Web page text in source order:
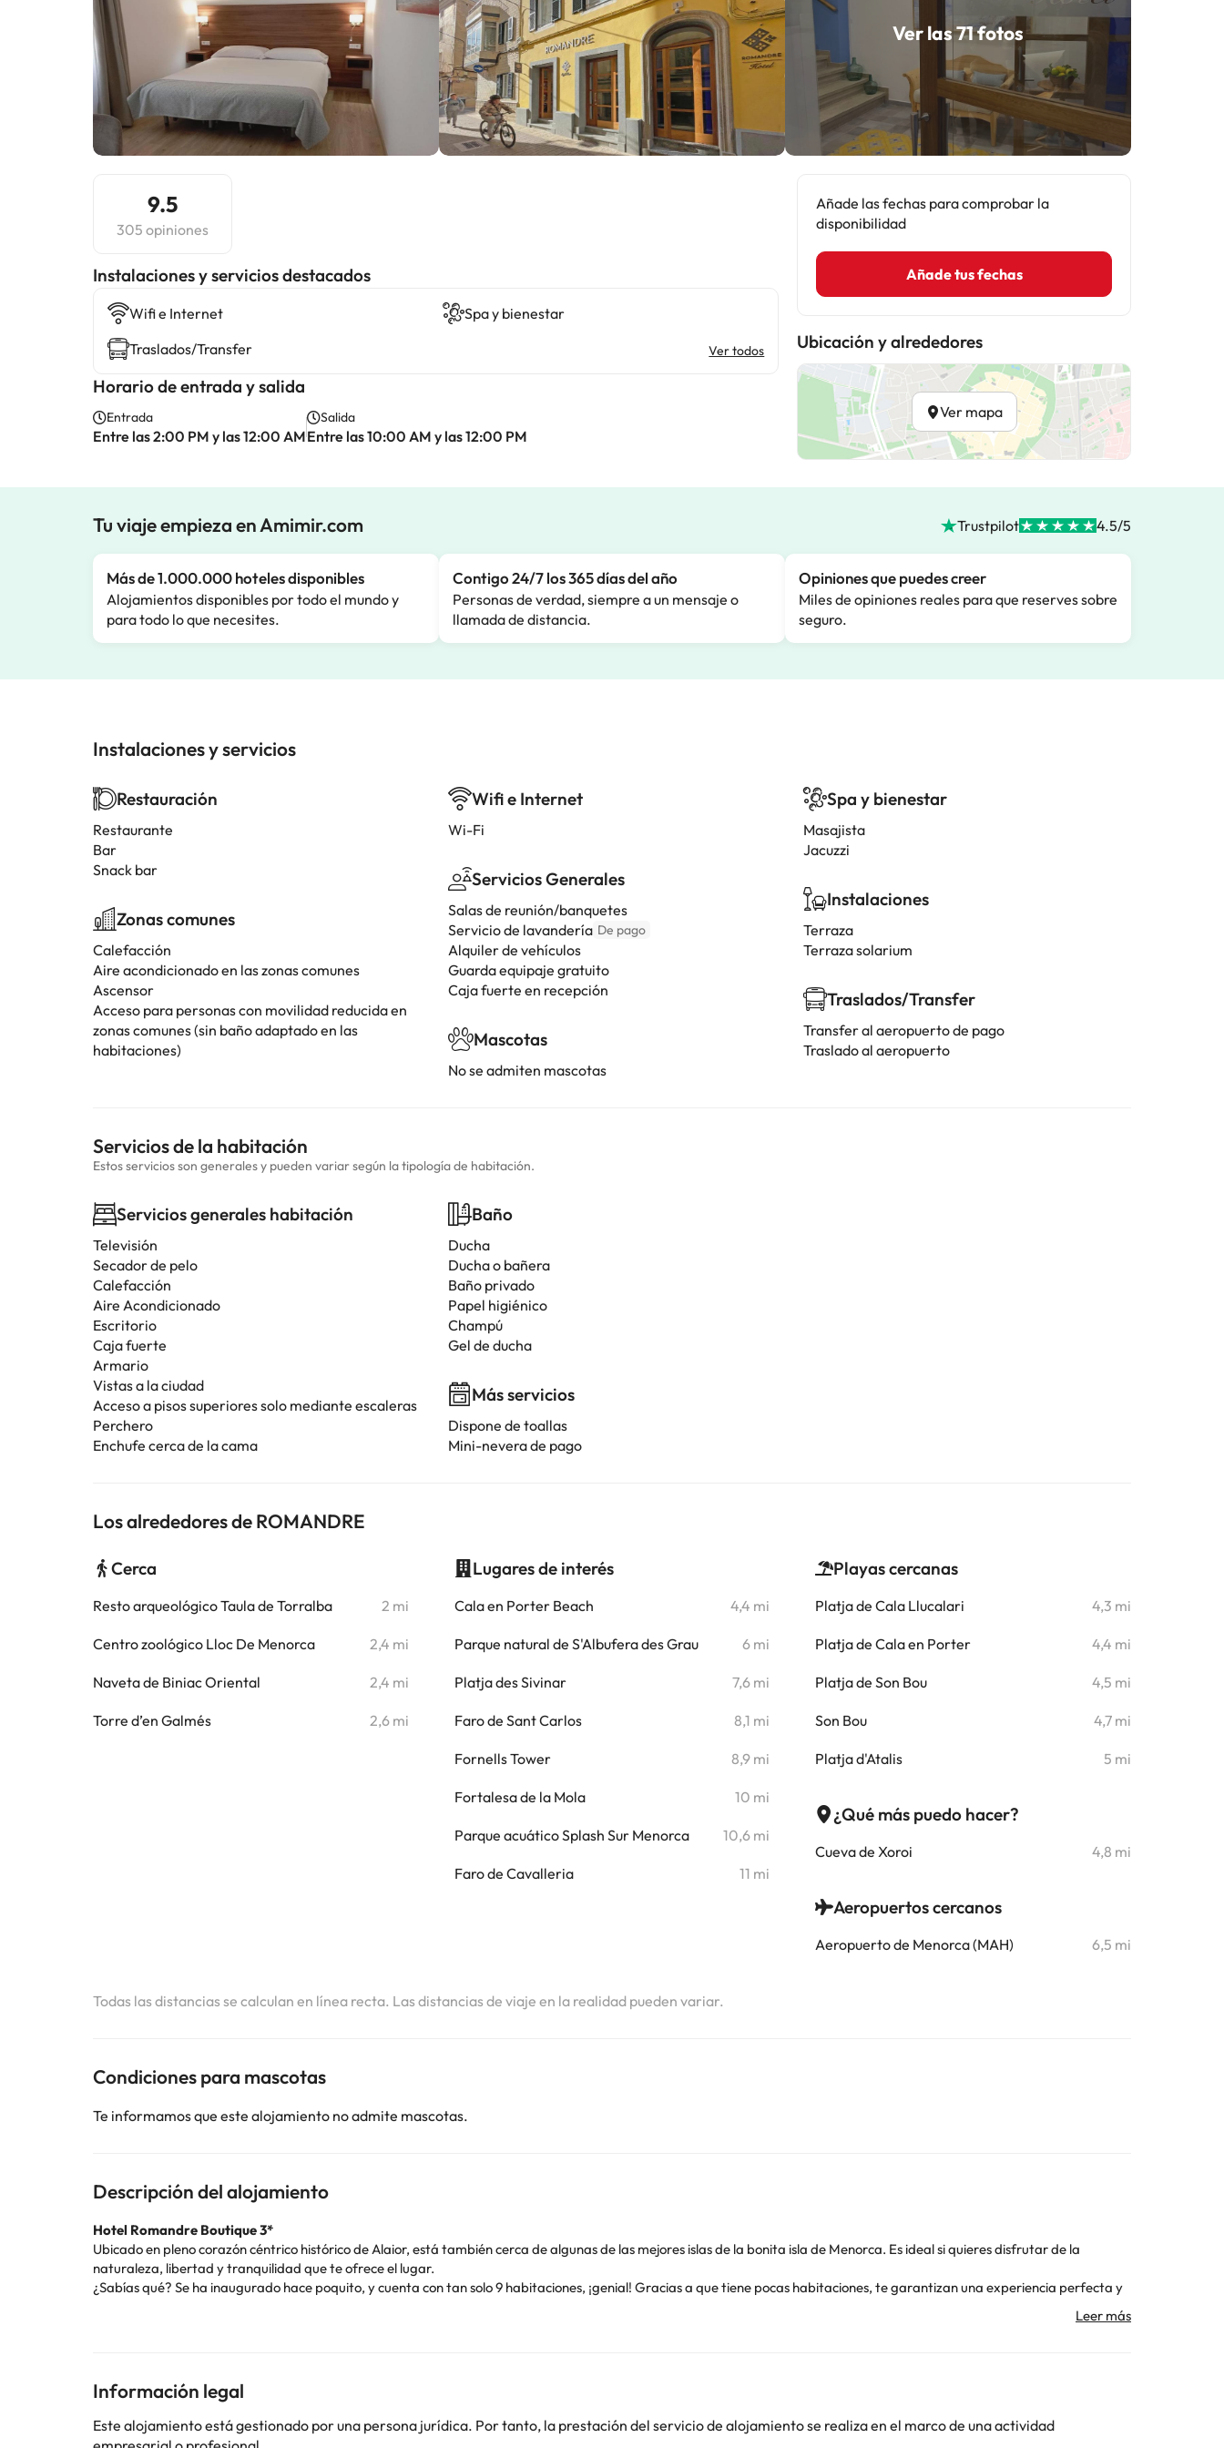
Ver las 71 fotos
9.5
305 opiniones
Instalaciones y servicios destacados
Wifi e Internet
Spa y bienestar
Traslados/Transfer
Ver todos
Horario de entrada y salida
Entrada
Entre las 2:00 PM y las 12:00 AM
Salida
Entre las 10:00 AM y las 12:00 PM
Añade las fechas para comprobar la
disponibilidad
Añade tus fechas
Ubicación y alrededores
Ver mapa
Tu viaje empieza en Amimir.com Trustpilot 4.5/5
Más de 1.000.000 hoteles disponibles
Alojamientos disponibles por todo el mundo y
para todo lo que necesites.
Contigo 24/7 los 365 días del año
Personas de verdad, siempre a un mensaje o
llamada de distancia.
Opiniones que puedes creer
Miles de opiniones reales para que reserves sobre
seguro.
Instalaciones y servicios
Restauración
Restaurante
Bar
Snack bar
Zonas comunes
Calefacción
Aire acondicionado en las zonas comunes
Ascensor
Acceso para personas con movilidad reducida en
zonas comunes (sin baño adaptado en las
habitaciones)
Wifi e Internet
Wi-Fi
Servicios Generales
Salas de reunión/banquetes
Servicio de lavandería De pago
Alquiler de vehículos
Guarda equipaje gratuito
Caja fuerte en recepción
Mascotas
No se admiten mascotas
Spa y bienestar
Masajista
Jacuzzi
Instalaciones
Terraza
Terraza solarium
Traslados/Transfer
Transfer al aeropuerto de pago
Traslado al aeropuerto
Servicios de la habitación
Estos servicios son generales y pueden variar según la tipología de habitación.
Servicios generales habitación
Televisión
Secador de pelo
Calefacción
Aire Acondicionado
Escritorio
Caja fuerte
Armario
Vistas a la ciudad
Acceso a pisos superiores solo mediante escaleras
Perchero
Enchufe cerca de la cama
Baño
Ducha
Ducha o bañera
Baño privado
Papel higiénico
Champú
Gel de ducha
Más servicios
Dispone de toallas
Mini-nevera de pago
Los alrededores de ROMANDRE
Cerca
Resto arqueológico Taula de Torralba 2 mi
Centro zoológico Lloc De Menorca 2,4 mi
Naveta de Biniac Oriental 2,4 mi
Torre d’en Galmés 2,6 mi
Lugares de interés
Cala en Porter Beach 4,4 mi
Parque natural de S'Albufera des Grau 6 mi
Platja des Sivinar 7,6 mi
Faro de Sant Carlos 8,1 mi
Fornells Tower 8,9 mi
Fortalesa de la Mola 10 mi
Parque acuático Splash Sur Menorca 10,6 mi
Faro de Cavalleria 11 mi
Playas cercanas
Platja de Cala Llucalari 4,3 mi
Platja de Cala en Porter 4,4 mi
Platja de Son Bou 4,5 mi
Son Bou 4,7 mi
Platja d'Atalis 5 mi
¿Qué más puedo hacer?
Cueva de Xoroi 4,8 mi
Aeropuertos cercanos
Aeropuerto de Menorca (MAH) 6,5 mi
Todas las distancias se calculan en línea recta. Las distancias de viaje en la realidad pueden variar.
Condiciones para mascotas
Te informamos que este alojamiento no admite mascotas.
Descripción del alojamiento
Hotel Romandre Boutique 3*
Ubicado en pleno corazón céntrico histórico de Alaior, está también cerca de algunas de las mejores islas de la bonita isla de Menorca. Es ideal si quieres disfrutar de la
naturaleza, libertad y tranquilidad que te ofrece el lugar.
¿Sabías qué? Se ha inaugurado hace poquito, y cuenta con tan solo 9 habitaciones, ¡genial! Gracias a que tiene pocas habitaciones, te garantizan una experiencia perfecta y
Entre sus servicios encontrarás conexión wifi gratuita en zonas comunes, calefacción y aire acondicionado, ascensor para llegar cómodamente a tu habitación, y guarda
acondicionado, conexión wifi, televisión, calefacción, escritorio, y armario. Además, el cuarto de baño tiene ducha o bañera, amenities y secador de pelo.
En su restaurante, y para que empieces el día de la mejor manera posible, te servirán un delicioso desayuno tipo buffet con una selección de deliciosos productos.
Si lo necesitas, durante tu estancia te pueden ayudar a alquilar bicicletas o un coche, además de darte información turística de la zona para que no te pierdas nada
importante.
Información legal
Este alojamiento está gestionado por una persona jurídica. Por tanto, la prestación del servicio de alojamiento se realiza en el marco de una actividad